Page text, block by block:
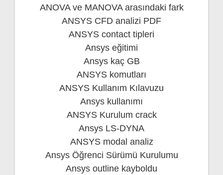
ANOVA ve MANOVA arasındaki fark
ANSYS CFD analizi PDF
ANSYS contact tipleri
Ansys eğitimi
Ansys kaç GB
ANSYS komutları
ANSYS Kullanım Kılavuzu
Ansys kullanımı
ANSYS Kurulum crack
Ansys LS-DYNA
ANSYS modal analiz
Ansys Öğrenci Sürümü Kurulumu
Ansys outline kayboldu